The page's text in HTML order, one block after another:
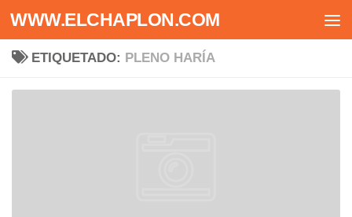
Saltar al contenido
WWW.ELCHAPLON.COM
ETIQUETADO: PLENO HARÍA